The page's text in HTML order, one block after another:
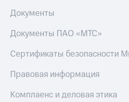
Документы
Документы ПАО «МТС»
Сертификаты безопасности
Правовая информация
Комплаенс и деловая этика